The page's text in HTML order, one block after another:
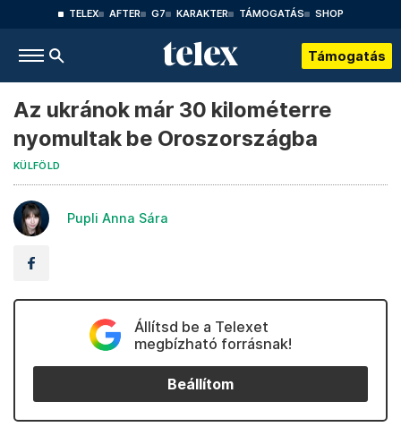
TELEX AFTER G7 KARAKTER TÁMOGATÁS SHOP
Támogatás
Az ukránok már 30 kilométerre
nyomultak be Oroszországba
KÜLFÖLD
Pupli Anna Sára
Állítsd be a Telexet
megbízható forrásnak!
Beállítom